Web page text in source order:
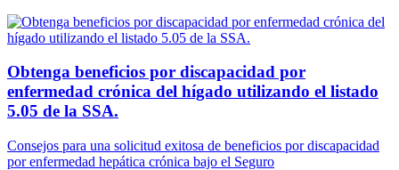
Obtenga beneficios por discapacidad por
enfermedad crónica del hígado utilizando el listado
5.05 de la SSA.
Consejos para una solicitud exitosa de beneficios por discapacidad
por enfermedad hepática crónica bajo el Seguro